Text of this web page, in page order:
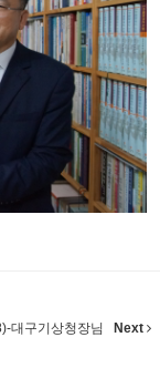
대구기상청장님 Next